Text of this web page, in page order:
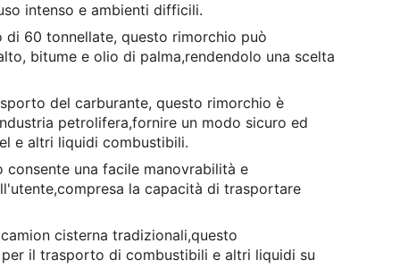
intenso e ambienti difficili.
60 tonnellate, questo rimorchio può
bitume e olio di palma,rendendolo una scelta
del carburante, questo rimorchio è
petrolifera,fornire un modo sicuro ed
e altri liquidi combustibili.
una facile manovrabilità e
la capacità di trasportare
cisterna tradizionali,questo
il trasporto di combustibili e altri liquidi su